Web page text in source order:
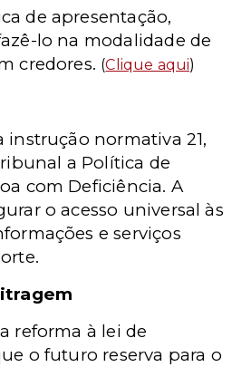
de apresentação,
lo na modalidade de
credores. (Clique aqui)
instrução normativa 21,
a Política de
com Deficiência. A
o acesso universal às
e serviços
reforma à lei de
o futuro reserva para o